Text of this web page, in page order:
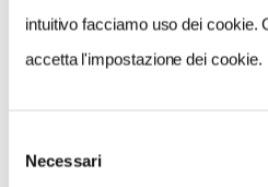
intuitivo facciamo uso dei cookie.
accetta l'impostazione dei cookie.
delNecessari